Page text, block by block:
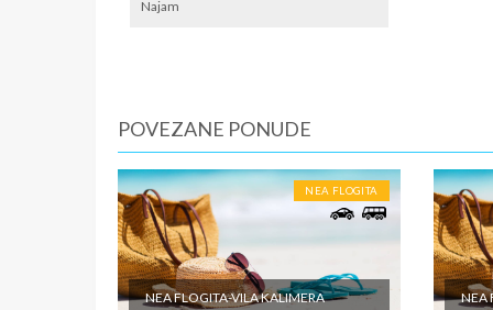
Najam
First
U
Cena
objektu
POVEZANE PONUDE
NEA FLOGITA
NEA FLOGITA-VILA KALIMERA NEA